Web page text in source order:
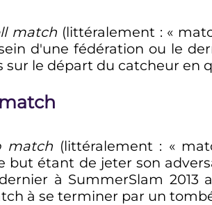
match (littéralement : «
d'une fédération ou le
sur le départ du catcheur en
match(littéralement : «
but étant de jeter son
à SummerSlam 2013
à se terminer par un